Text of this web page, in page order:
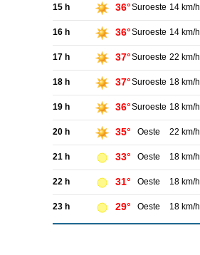
15 h 36°Suroeste 14 km/h
16 h 36°Suroeste 14 km/h
17 h 37°Suroeste 22 km/h
18 h 37°Suroeste 18 km/h
19 h 36°Suroeste 18 km/h
20 h 35° Oeste 22 km/h
21 h 33° Oeste 18 km/h
22 h 31° Oeste 18 km/h
23 h 29° Oeste 18 km/h